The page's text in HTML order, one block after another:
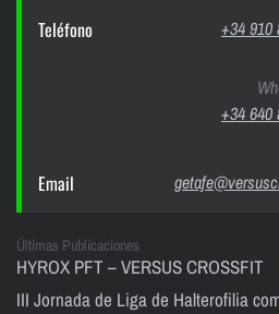
Teléfono +34 910
+34 640
Email
Últimas Publicaciones
HYROX PFT – VERSUS CROSSFIT
III Jornada de Liga de Halterofilia